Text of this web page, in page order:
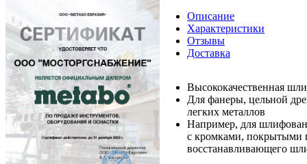
Описание
Характеристики
Отзывы
Доставка
Высококачественная
Для фанеры, цельной
легких металлов
Например, для
с кромками, покрытыми
восстанавливающего